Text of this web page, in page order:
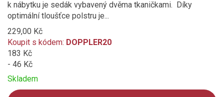
k nábytku je sedák vybavený dvěma tkaničkami. Díky
optimální tloušťce polstru je...
229,00 Kč
Koupit s kódem: DOPPLER20
183 Kč
- 46 Kč
Skladem